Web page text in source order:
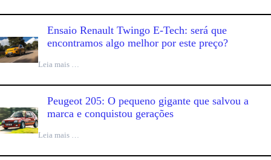
Ensaio Renault Twingo E-Tech: será que
encontramos algo melhor por este preço?
Leia mais …
Peugeot 205: O pequeno gigante que salvou a
marca e conquistou gerações
Leia mais …